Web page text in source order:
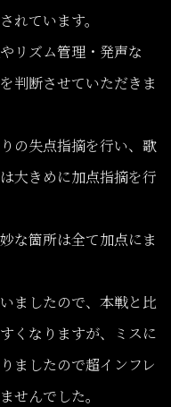
れています。
リズム管理・発声な
判断させていただきま
の失点指摘を行い、歌
大きめに加点指摘を行
な箇所は全て加点にま
ましたので、本戦と比
くなりますが、ミスに
ましたので超インフレ
せんでした。